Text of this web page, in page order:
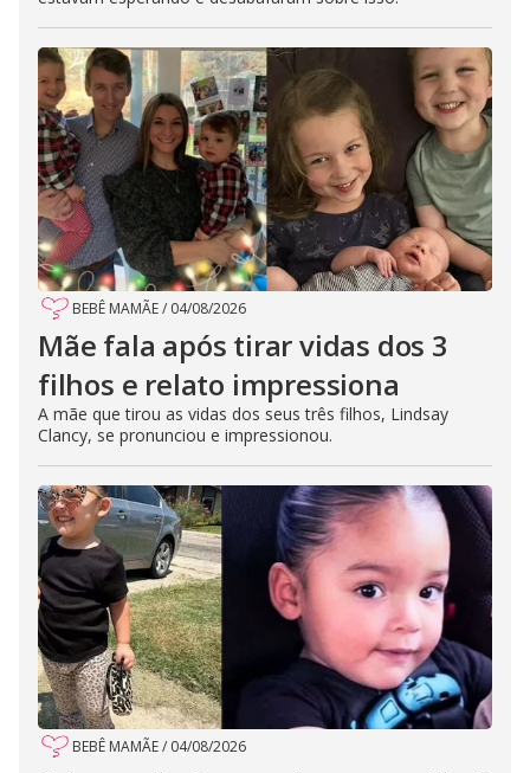
BEBÊ MAMÃE/ 04/08/2026
Mãe fala após tirar vidas dos 3
filhos e relato impressiona
A mãe que tirou as vidas dos seus três filhos, Lindsay
Clancy, se pronunciou e impressionou.
BEBÊ MAMÃE/ 04/08/2026